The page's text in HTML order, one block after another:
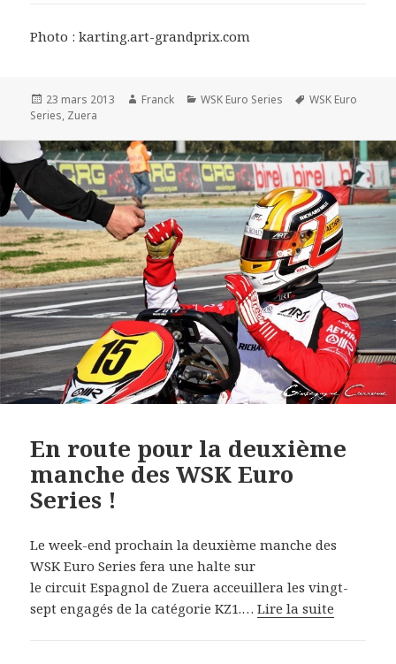
Photo : karting.art-grandprix.com
Publié
le
23 mars 2013 Auteur
Franck Catégories
WSK Euro Series
Mots-
WSK Euro
Series, Zuera
En route pour la deuxième
manche des WSK Euro
Series !
Le week-end prochain la deuxième manche des
WSK Euro Series fera une halte sur
le circuit Espagnol de Zuera acceuillera les vingt-
sept engagés de la catégorie KZ1.…Lire la suite